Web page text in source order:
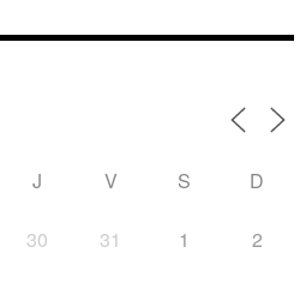
J V S D
30 31 1 2